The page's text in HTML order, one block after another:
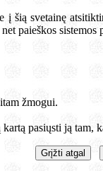
į šią svetainę
paieškos sistemos
žmogui.
pasiųsti ją tam,